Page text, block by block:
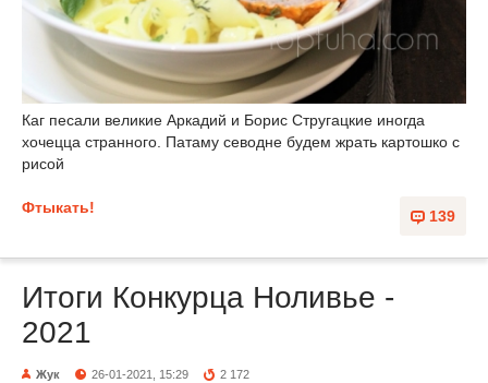
Каг песали великие Аркадий и Борис Стругацкие иногда
хочецца странного. Патаму севодне будем жрать картошко с
рисой
139
Фтыкать!
Итоги Конкурца Ноливье -
2021
Жук 26-01-2021, 15:29 2 172